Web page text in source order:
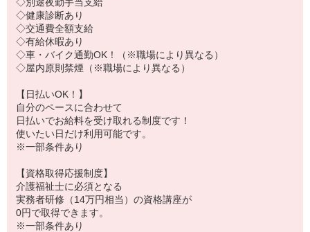
◇健康診断あり
◇交通費全額支給
◇有給休暇あり
◇車・バイク通勤OK！（※職場により異なる）
◇屋内原則禁煙（※職場により異なる）
【日払いOK！】
自分のペースに合わせて
日払いでお給料を受け取れる制度です！
使いたい日だけ利用可能です。
※一部条件あり
【資格取得応援制度】
介護福祉士に必須となる
実務者研修（14万円相当）の資格講座が
0円で取得できます。
※一部条件あり